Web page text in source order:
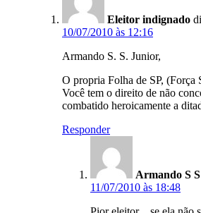
Eleitor indignado
10/07/2010 às 12:16
Armando S. S. Junior,
O propria Folha de SP, (Força
Você tem o direito de não
combatido heroicamente a
Responder
Armando S
11/07/2010 às 18:48